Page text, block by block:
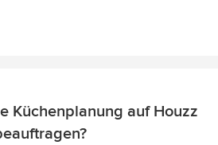
Küchenplanung auf Houzz